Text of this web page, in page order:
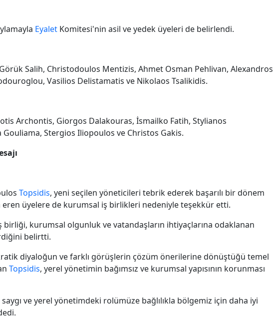
Eyalet Komitesi'nin asil ve yedek üyeleri de belirlendi.
Salih, Christodoulos Mentizis, Ahmet Osman Pehlivan, Alexandros
Vasilios Delistamatis ve Nikolaos Tsalikidis.
Archontis, Giorgos Dalakouras, İsmailko Fatih, Stylianos
Stergios Iliopoulos ve Christos Gakis.
Topsidis, yeni seçilen yöneticileri tebrik ederek başarılı bir dönem
üyelere de kurumsal iş birlikleri nedeniyle teşekkür etti.
birliği, kurumsal olgunluk ve vatandaşların ihtiyaçlarına odaklanan
belirtti.
diyaloğun ve farklı görüşlerin çözüm önerilerine dönüştüğü temel
Topsidis, yerel yönetimin bağımsız ve kurumsal yapısının korunması
saygı ve yerel yönetimdeki rolümüze bağlılıkla bölgemiz için daha iyi